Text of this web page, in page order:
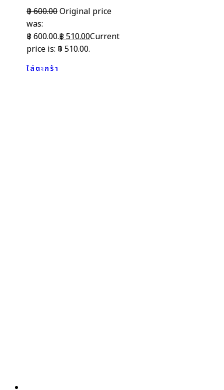
฿600.00Original price
was:
฿ 600.00.฿510.00Current
price is: ฿ 510.00.
ใส่ตะกร้า